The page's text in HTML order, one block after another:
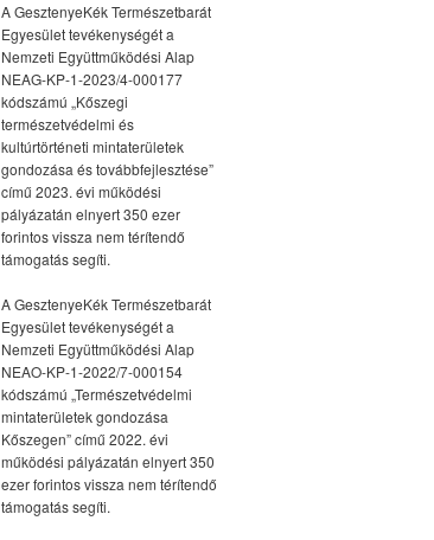
A GesztenyeKék Természetbarát
Egyesület tevékenységét a
Nemzeti Együttműködési Alap
NEAG-KP-1-2023/4-000177
kódszámú „Kőszegi
természetvédelmi és
kultúrtörténeti mintaterületek
gondozása és továbbfejlesztése”
című 2023. évi működési
pályázatán elnyert 350 ezer
forintos vissza nem térítendő
támogatás segíti.
A GesztenyeKék Természetbarát
Egyesület tevékenységét a
Nemzeti Együttműködési Alap
NEAO-KP-1-2022/7-000154
kódszámú „Természetvédelmi
mintaterületek gondozása
Kőszegen” című 2022. évi
működési pályázatán elnyert 350
ezer forintos vissza nem térítendő
támogatás segíti.